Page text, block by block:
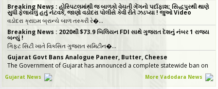
Breaking News : હોસ્પિટલમાંથી જ બાળકો વેચતી ગેંગનો પર્દાફાશ; સિદ્ધપુરથી થાણે
સુધી ફેલાયેલું હતું નેટવર્ક, જાણો વડોદરા પોલીસે કેવી રીતે ઝડપ્યા ! જુઓ Video
વડોદરા ક્રાઇમ બ્રાન્ચે બાળ તસ્કરી રે�…
Breaking News : 2020થી $73.9 બિલિયન FDI સાથે ગુજરાત દેશનું નંબર 1 રાજ્ય
બન્યું !
ગિફ્ટ સિટી ખાતે વિકસિત ગુજરાત સમિટીન�…
Gujarat Govt Bans Analogue Paneer, Butter, Cheese
The Government of Gujarat has announced a complete statewide ban on
non-standard “analog panee…
No More Police Station Visits for Passport Verification in Gujarat,
Gujarat News More Vadodara News